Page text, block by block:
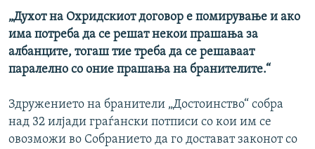
„Духот на Охридскиот договор е помирување и ако
има потреба да се решат некои прашања за
албанците, тогаш тие треба да се решаваат
паралелно со оние прашања на бранителите.“
Здружението на бранители „Достоинство“ собра
над 32 илјади граѓански потписи со кои им се
овозможи во Собранието да го достават законот со